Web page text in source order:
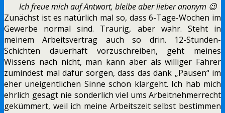
Ich freue mich auf Antwort, bleibe aber lieber anonym 😉
Zunächst ist es natürlich mal so, dass 6-Tage-Wochen im
Gewerbe normal sind. Traurig, aber wahr. Steht in
meinem Arbeitsvertrag auch so drin. 12-Stunden-
Schichten dauerhaft vorzuschreiben, geht meines
Wissens nach nicht, man kann aber als williger Fahrer
zumindest mal dafür sorgen, dass das dank „Pausen“ im
eher uneigentlichen Sinne schon klargeht. Ich hab mich
ehrlich gesagt nie sonderlich viel ums Arbeitnehmerrecht
gekümmert, weil ich meine Arbeitszeit selbst bestimmen